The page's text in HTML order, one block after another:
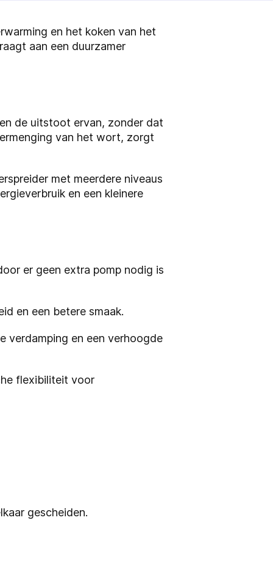
en het koken van het
aan een duurzamer
de uitstoot ervan, zonder dat
van het wort, zorgt
met meerdere niveaus
en een kleinere
er geen extra pomp nodig is
en een betere smaak.
verdamping en een verhoogde
flexibiliteit voor
gescheiden.